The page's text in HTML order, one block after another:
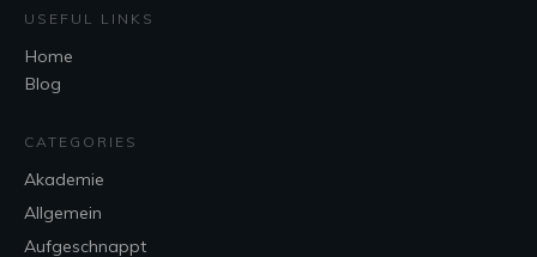
USEFUL LINKS
Home
Blog
CATEGORIES
Akademie
Allgemein
Aufgeschnappt